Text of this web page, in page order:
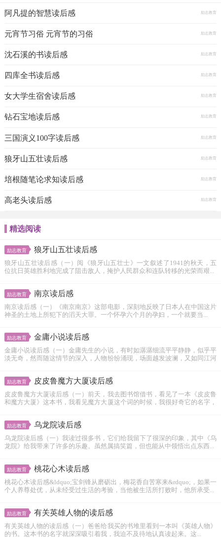
阿凡提的智慧读后感 励志教育
元宵节习俗 元宵节的习俗 励志教育
沈石溪的书读后感 励志教育
四库全书读后感 励志教育
女大学生宿舍读后感 励志教育
钻石宝地读后感 励志教育
三国演义100字读后感 励志教育
狼牙山五壮读后感 励志教育
培根随笔论求知读后感 励志教育
高老头读后感 励志教育
精选阅读
励志教育 狼牙山五壮读后感
狼牙山五壮读后感（一）阅《狼牙山五壮士》一文叙述了1941的秋天，五
位抗日英雄胜利地完成了阻击敌人，掩护人民群众和连队转移的光荣而艰...
励志教育 南京读后感
南京读后感（一）《南京南京》这部电影，深刻地反映了日本人在中国这片
神圣的土地上所犯下的滔天大罪。一个怀孕六个月的孕妇，一个就要当...
励志教育 金庸小说读后感
金庸小说读后感（一）金庸先生的小说，有时如潺潺细流平平静静，似乎平
淡无奇，然而随这情节的深入，人物纷纷涌现，场面越发波澜，又如同江河
励志教育 皮皮鲁魔方大厦读后感
皮皮鲁魔方大厦读后感（一）前天，我去图书馆借书，看见了一本《皮皮鲁
和魔方大厦》这本书，我看见魔方大厦这个词的时候，我很好奇它的名字，
励志教育 乌龙院读后感
乌龙院读后感（一）我读过很多书，它们给我留下了很深的印象，其中《乌
龙院》给我带来了许多的乐趣。虽然属搞笑篇，但也能从中领悟出点东西...
励志教育 桃花心木读后感
桃花心木读后感&ldquo;宝剑锋从磨砺出，梅花香自苦寒来&rdquo;，如果一
个人养尊处优，从未经受过生活的考验，当他被生活所打败时，他所承受...
励志教育 有关英雄人物的读后感
有关英雄人物的读后感（一）爸爸给我买的书堆里看到一本叫《英雄人物》
的书。这本书的名字就深深吸引着我，我迫不及待地认真读起来。这...